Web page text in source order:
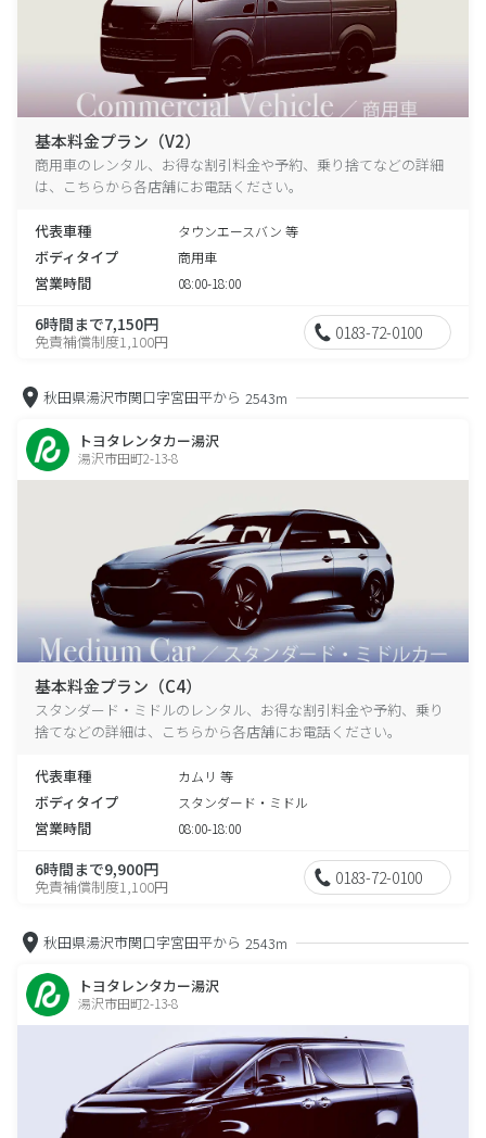
基本料金プラン（V2）
商用車のレンタル、お得な割引料金や予約、乗り捨てなどの詳細
は、こちらから各店舗にお電話ください。
代表車種 タウンエースバン 等
ボディタイプ 商用車
営業時間 08:00-18:00
6時間まで7,150円
免責補償制度1,100円 0183-72-0100
秋田県湯沢市関口字宮田平から 2543m
トヨタレンタカー湯沢
湯沢市田町2-13-8
基本料金プラン（C4）
スタンダード・ミドルのレンタル、お得な割引料金や予約、乗り
捨てなどの詳細は、こちらから各店舗にお電話ください。
代表車種 カムリ 等
ボディタイプ スタンダード・ミドル
営業時間 08:00-18:00
6時間まで9,900円
免責補償制度1,100円 0183-72-0100
秋田県湯沢市関口字宮田平から 2543m
トヨタレンタカー湯沢
湯沢市田町2-13-8